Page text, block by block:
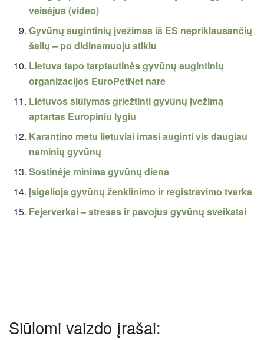
veisėjus (video)
Gyvūnų augintinių įvežimas iš ES nepriklausančių
šalių – po didinamuoju stiklu
Lietuva tapo tarptautinės gyvūnų augintinių
organizacijos EuroPetNet nare
Lietuvos siūlymas griežtinti gyvūnų įvežimą
aptartas Europiniu lygiu
Karantino metu lietuviai imasi auginti vis daugiau
naminių gyvūnų
Sostinėje minima gyvūnų diena
Įsigalioja gyvūnų ženklinimo ir registravimo tvarka
Fejerverkai – stresas ir pavojus gyvūnų sveikatai
Siūlomi vaizdo įrašai: